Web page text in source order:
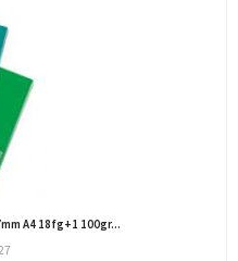
A4 18fg+1 100gr...